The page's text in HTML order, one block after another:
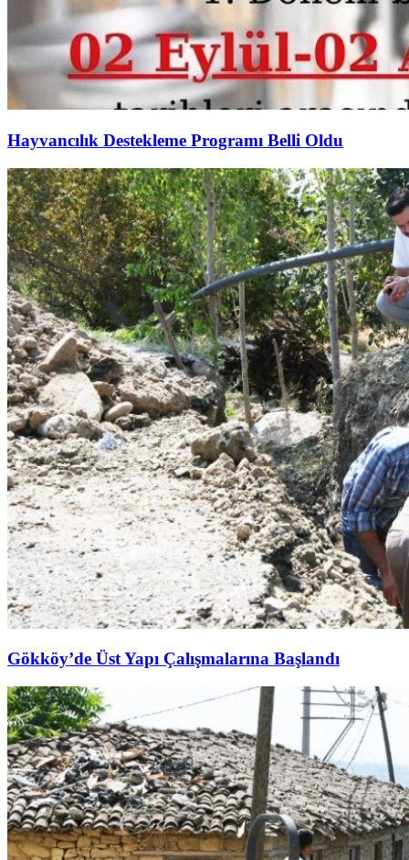
Hayvancılık Destekleme Programı Belli Oldu
Gökköy’de Üst Yapı Çalışmalarına Başlandı